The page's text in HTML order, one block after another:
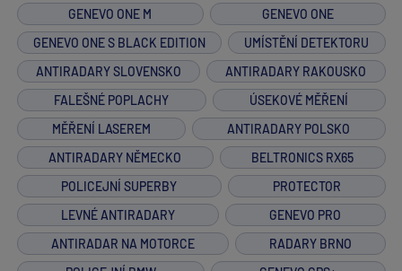
GENEVO ONE M
GENEVO ONE
GENEVO ONE S BLACK EDITION
UMÍSTĚNÍ DETEKTORU
ANTIRADARY SLOVENSKO
ANTIRADARY RAKOUSKO
FALEŠNÉ POPLACHY
ÚSEKOVÉ MĚŘENÍ
MĚŘENÍ LASEREM
ANTIRADARY POLSKO
ANTIRADARY NĚMECKO
BELTRONICS RX65
POLICEJNÍ SUPERBY
PROTECTOR
LEVNÉ ANTIRADARY
GENEVO PRO
ANTIRADAR NA MOTORCE
RADARY BRNO